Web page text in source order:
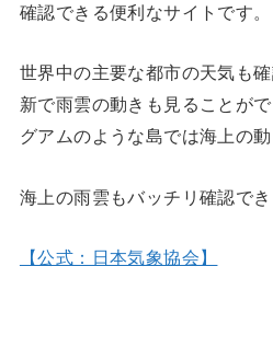
確認できる便利なサイトです。
世界中の主要な都市の天気も
新で雨雲の動きも見ることがで
グアムのような島では海上の動
海上の雨雲もバッチリ確認でき
【公式：日本気象協会】